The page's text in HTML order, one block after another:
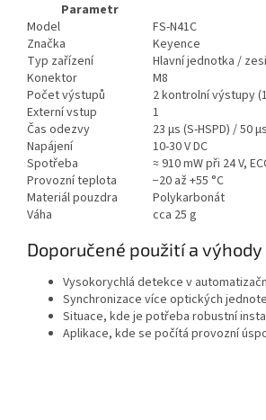
Parametr
Model
FS-N41C
Značka
Keyence
Typ zařízení
Hlavní jednotka /
Konektor
M8
Počet výstupů
2 kontrolní výstupy
Externí vstup
1
Čas odezvy
23 µs (S-HSPD) / 50
Napájení
10-30 V DC
Spotřeba
≈ 910 mW při 24 V,
Provozní teplota
−20 až +55 °C
Materiál pouzdra
Polykarbonát
Váha
cca 25 g
Doporučené použití a výhody
Vysokorychlá detekce v
Synchronizace více optických
Situace, kde je potřeba robustní
Aplikace, kde se počítá provozní